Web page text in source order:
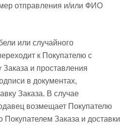
отправления и/или ФИО
или случайного
к Покупателю с
и проставления
в документах,
Заказа. В случае
возмещает Покупателю
Покупателем Заказа и доставки